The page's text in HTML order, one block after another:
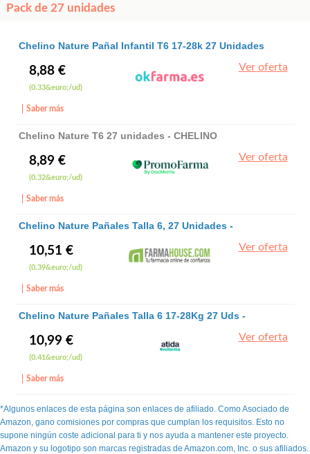
Pack de 27 unidades
Chelino Nature Pañal Infantil T6 17-28k 27 Unidades
Saber más
8,88 €
(0.33&euro;/ud)
Ver oferta
Chelino Nature T6 27 unidades - CHELINO
Saber más
8,89 €
(0.32&euro;/ud)
Ver oferta
Chelino Nature Pañales Talla 6, 27 Unidades -
Saber más
10,51 €
(0.39&euro;/ud)
Ver oferta
Chelino Nature Pañales Talla 6 17-28Kg 27 Uds -
Saber más
10,99 €
(0.41&euro;/ud)
Ver oferta
*Algunos enlaces de esta página son enlaces de afiliado. Como Asociado de
Amazon, gano comisiones por compras que cumplan los requisitos. Esto no
supone ningún coste adicional para ti y nos ayuda a mantener este proyecto.
Amazon y su logotipo son marcas registradas de Amazon.com, Inc. o sus afiliados.